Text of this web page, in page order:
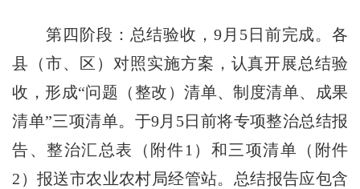
第四阶段：总结验收， 9 月 5日前完成。各
县（市、区）对照实施方案，认真开展总结验
收，形成“问题（整改）清单、制度清单、成果
清单”三项清单。于9月 5日前将专项整治总结报
告、整治汇总表（附件1 ）和三项清单（附件
2 ）报送市农业农村局经管站。总结报告应包含